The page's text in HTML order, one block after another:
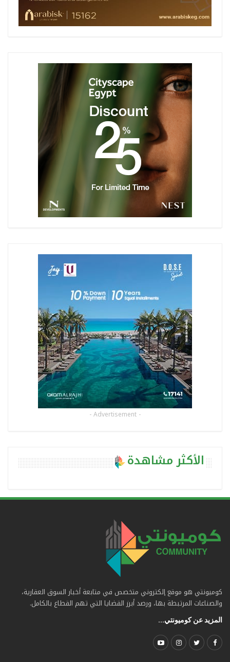
- Advertisement -
الأكثر مشاهدة
كوميونتي هو موقع إلكتروني متخصص في متابعة أخبار السوق العقارية،
والصناعات المرتبطة بها، ورصد أبرز القضايا التي تهم القطاع بالكامل.
المزيد عن كوميونتي...